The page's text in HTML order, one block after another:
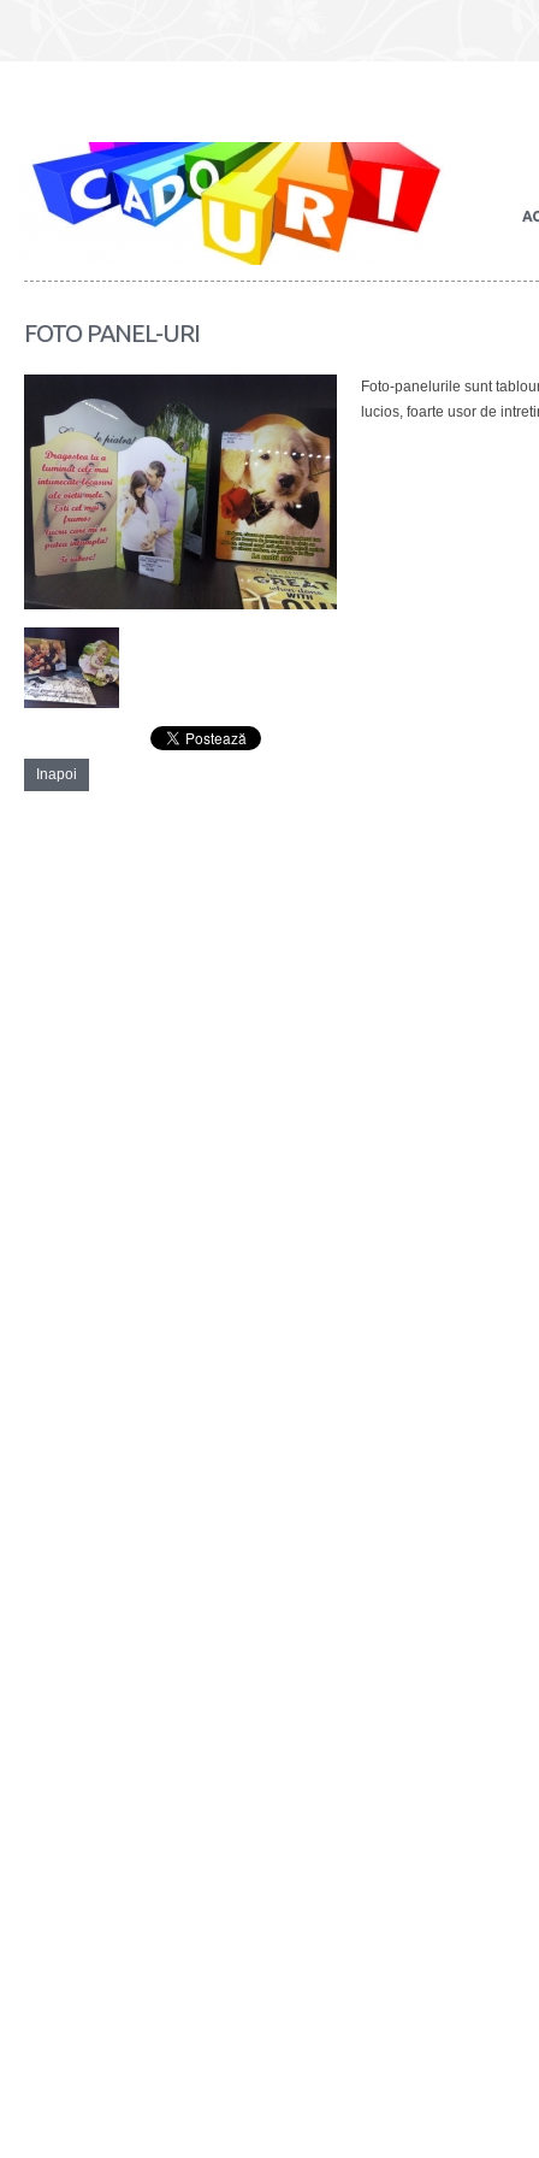
FOTO PANEL-URI
Foto-panelurile sunt
lucios, foarte usor de
Inapoi